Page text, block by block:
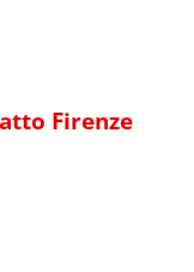
Firenze